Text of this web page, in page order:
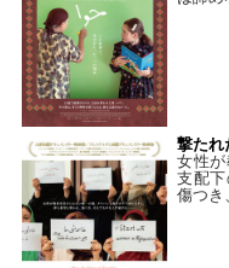
撃た
女性
支配下
傷つ